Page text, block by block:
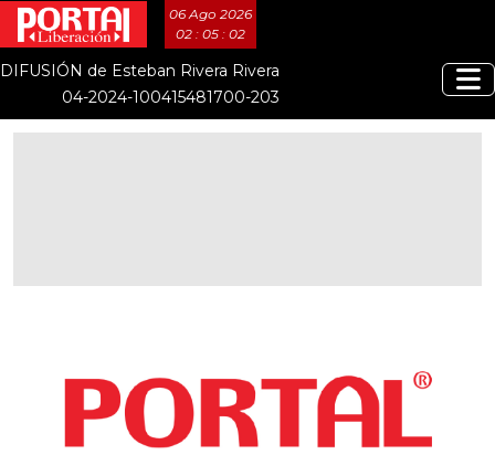
06 Ago 2026
02 : 05 : 02
DIFUSIÓN de Esteban Rivera Rivera
04-2024-100415481700-203